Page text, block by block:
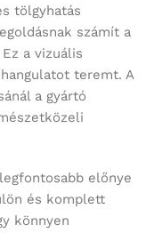
tölgyhatás
számít a
a vizuális
teremt. A
a gyártó
előnye
és komplett
könnyen